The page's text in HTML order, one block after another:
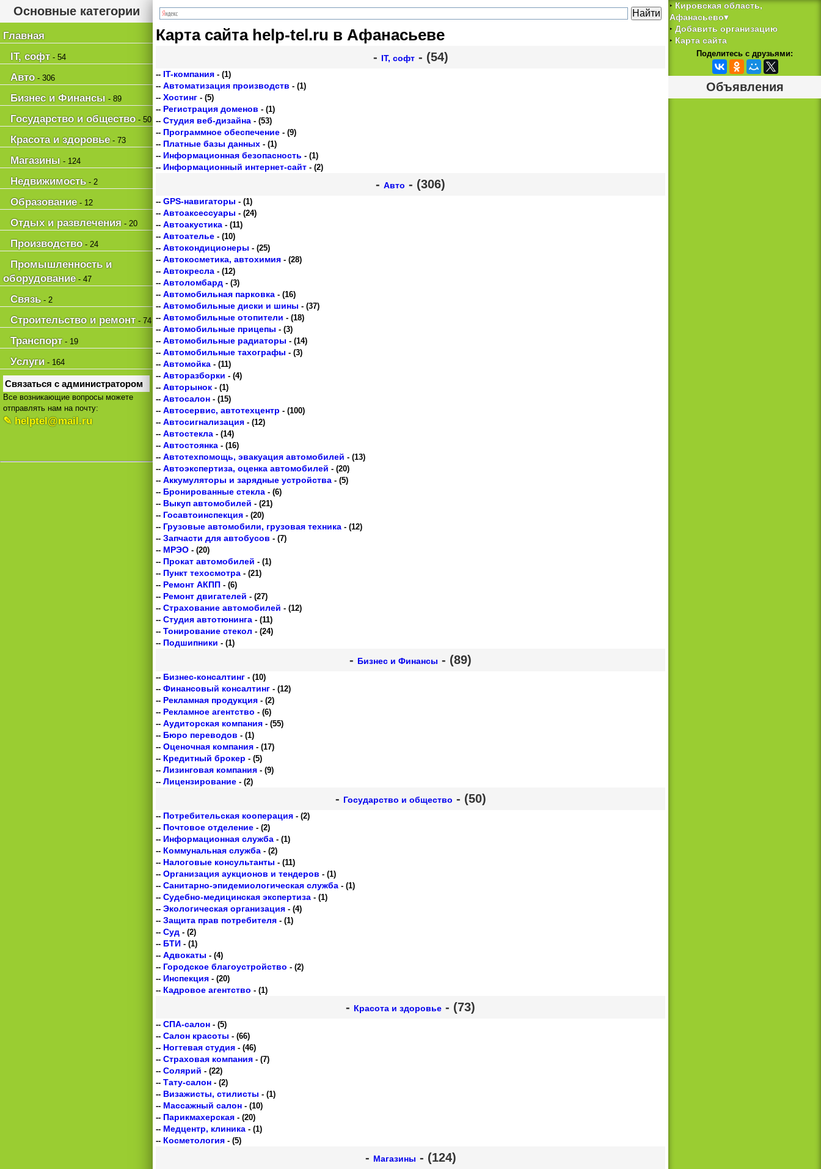
Основные категории
Главная
IT, софт- 54
Авто- 306
Бизнес и Финансы - 89
Государство и общество- 50
Красота и здоровье- 73
Магазины - 124
Недвижимость- 2
Образование- 12
Отдых и развлечения - 20
Производство- 24
Промышленность и
оборудование- 47
Связь- 2
Строительство и ремонт- 74
Транспорт- 19
Услуги - 164
Связаться с администратором
Все возникающие вопросы можете
отправлять нам на почту:
✎ helptel@mail.ru
Карта сайта help-tel.ru в Афанасьеве
- IT, софт- (54)
-- IT-компания - (1)
-- Автоматизация производств - (1)
-- Хостинг - (5)
-- Регистрация доменов - (1)
-- Студия веб-дизайна - (53)
-- Программное обеспечение - (9)
-- Платные базы данных - (1)
-- Информационная безопасность - (1)
-- Информационный интернет-сайт - (2)
- Авто - (306)
-- GPS-навигаторы - (1)
-- Автоаксессуары - (24)
-- Автоакустика - (11)
-- Автоателье - (10)
-- Автокондиционеры - (25)
-- Автокосметика, автохимия - (28)
-- Автокресла - (12)
-- Автоломбард - (3)
-- Автомобильная парковка - (16)
-- Автомобильные диски и шины - (37)
-- Автомобильные отопители - (18)
-- Автомобильные прицепы - (3)
-- Автомобильные радиаторы - (14)
-- Автомобильные тахографы - (3)
-- Автомойка - (11)
-- Авторазборки - (4)
-- Авторынок - (1)
-- Автосалон - (15)
-- Автосервис, автотехцентр - (100)
-- Автосигнализация - (12)
-- Автостекла - (14)
-- Автостоянка - (16)
-- Автотехпомощь, эвакуация автомобилей - (13)
-- Автоэкспертиза, оценка автомобилей - (20)
-- Аккумуляторы и зарядные устройства - (5)
-- Бронированные стекла - (6)
-- Выкуп автомобилей - (21)
-- Госавтоинспекция - (20)
-- Грузовые автомобили, грузовая техника - (12)
-- Запчасти для автобусов - (7)
-- МРЭО - (20)
-- Прокат автомобилей - (1)
-- Пункт техосмотра - (21)
-- Ремонт АКПП - (6)
-- Ремонт двигателей - (27)
-- Страхование автомобилей - (12)
-- Студия автотюнинга - (11)
-- Тонирование стекол - (24)
-- Подшипники - (1)
- Бизнес и Финансы - (89)
-- Бизнес-консалтинг - (10)
-- Финансовый консалтинг - (12)
-- Рекламная продукция - (2)
-- Рекламное агентство - (6)
-- Аудиторская компания - (55)
-- Бюро переводов - (1)
-- Оценочная компания - (17)
-- Кредитный брокер - (5)
-- Лизинговая компания - (9)
-- Лицензирование - (2)
- Государство и общество - (50)
-- Потребительская кооперация - (2)
-- Почтовое отделение - (2)
-- Информационная служба - (1)
-- Коммунальная служба - (2)
-- Налоговые консультанты - (11)
-- Организация аукционов и тендеров - (1)
-- Санитарно-эпидемиологическая служба - (1)
-- Судебно-медицинская экспертиза - (1)
-- Экологическая организация - (4)
-- Защита прав потребителя - (1)
-- Суд - (2)
-- БТИ - (1)
-- Адвокаты - (4)
-- Городское благоустройство - (2)
-- Инспекция - (20)
-- Кадровое агентство - (1)
- Красота и здоровье - (73)
-- СПА-салон - (5)
-- Салон красоты - (66)
-- Ногтевая студия - (46)
-- Страховая компания - (7)
-- Солярий - (22)
-- Тату-салон - (2)
-- Визажисты, стилисты - (1)
-- Массажный салон - (10)
-- Парикмахерская - (20)
-- Медцентр, клиника - (1)
-- Косметология - (5)
- Магазины - (124)
‣ Кировская область,
Афанасьево▾
‣ Добавить организацию
‣ Карта сайта
Поделитесь с друзьями:
Объявления